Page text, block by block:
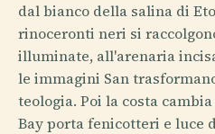
dal bianco della salina di
rinoceronti neri si
illuminate, all'arenaria
le immagini San
teologia. Poi la costa
Bay porta fenicotteri e luce